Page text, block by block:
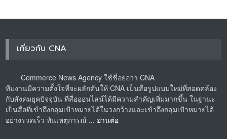
เกี่ยวกับ CNA
Commerce News Agency ใช้ชื่อย่อว่า CNA
ทีมงานมีความตั้งใจที่จะผลักดันให้ CNA เป็นสื่อรูปแบบใหม่ที่สอดคล้อง
กับสังคมยุคปัจจุบัน ที่สื่อออนไลน์ได้มีความสำคัญเพิ่มมากขึ้น ในฐานะ
เป็นสื่อที่เข้าถึงกลุ่มเป้าหมายได้ในวงกว้างและเข้าถึงกลุ่มเป้าหมายได้
อย่างรวดเร็ว ทันเหตุการณ์ ... อ่านต่อ